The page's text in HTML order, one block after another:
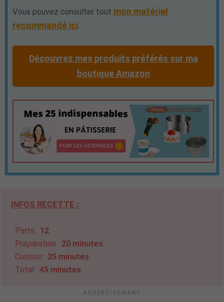
Vous pouvez consulter tout mon matériel
recommandé ici.
Découvrez mes produits préférés sur ma
boutique Amazon
INFOS RECETTE :
Parts : 12
Préparation : 20 minutes
Cuisson : 25 minutes
Total : 45 minutes